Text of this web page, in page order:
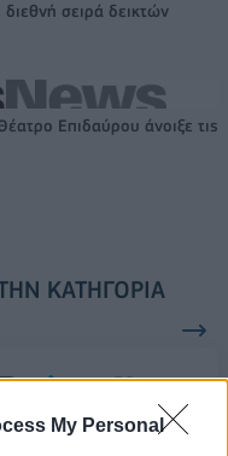
My Personal
σειρά δεικτών
Επιδαύρου άνοιξε τις
ΚΑΤΗΓΟΡΊΑ
Σχεδιάζει νέα